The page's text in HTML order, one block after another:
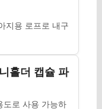
지용 로프로 내구
홀더 캡슐 파
도로 사용 가능하